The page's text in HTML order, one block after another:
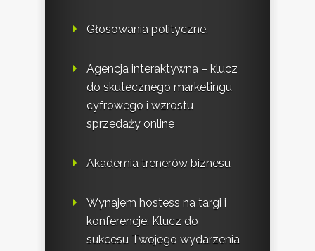
Głosowania polityczne.
Agencja interaktywna – klucz
do skutecznego marketingu
cyfrowego i wzrostu
sprzedaży online
Akademia trenerów biznesu
Wynajem hostess na targi i
konferencje: Klucz do
sukcesu Twojego wydarzenia